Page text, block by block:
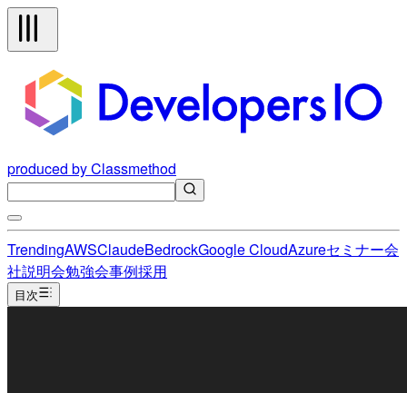
produced by Classmethod
TrendingAWSClaudeBedrockGoogle CloudAzureセミナー会
社説明会勉強会事例採用
目次